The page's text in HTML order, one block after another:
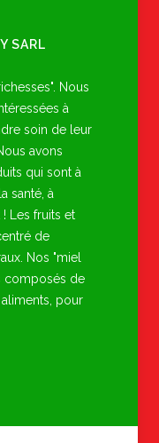
SARL
Nous
à
soin de leur
avons
qui sont à
santé, à
Les fruits et
de
Nos "miel
composés de
pour